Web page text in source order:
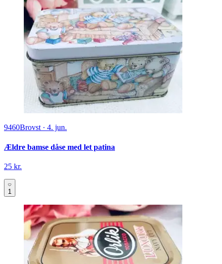
9460Brovst· 4. jun.
Ældre bamse dåse med let patina
25 kr.
1